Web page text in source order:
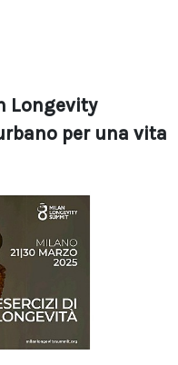
Longevity
per una vita